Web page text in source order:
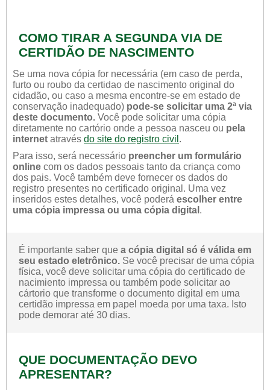
COMO TIRAR A SEGUNDA VIA DE
CERTIDÃO DE NASCIMENTO
Se uma nova cópia for necessária (em caso de perda,
furto ou roubo da certidao de nascimento original do
cidadão, ou caso a mesma encontre-se em estado de
conservação inadequado) pode-se solicitar uma 2ª via
deste documento. Você pode solicitar uma cópia
diretamente no cartório onde a pessoa nasceu ou pela
internet através do site do registro civil .
Para isso, será necessário preencher um formulário
online com os dados pessoais tanto da criança como
dos pais. Você também deve fornecer os dados do
registro presentes no certificado original. Uma vez
inseridos estes detalhes, você poderá escolher entre
uma cópia impressa ou uma cópia digital .
É importante saber que a cópia digital só é válida em
seu estado eletrônico. Se você precisar de uma cópia
física, você deve solicitar uma cópia do certificado de
nacimiento impressa ou também pode solicitar ao
cártorio que transforme o documento digital em uma
certidão impressa em papel moeda por uma taxa. Isto
pode demorar até 30 dias.
QUE DOCUMENTAÇÃO DEVO
APRESENTAR?